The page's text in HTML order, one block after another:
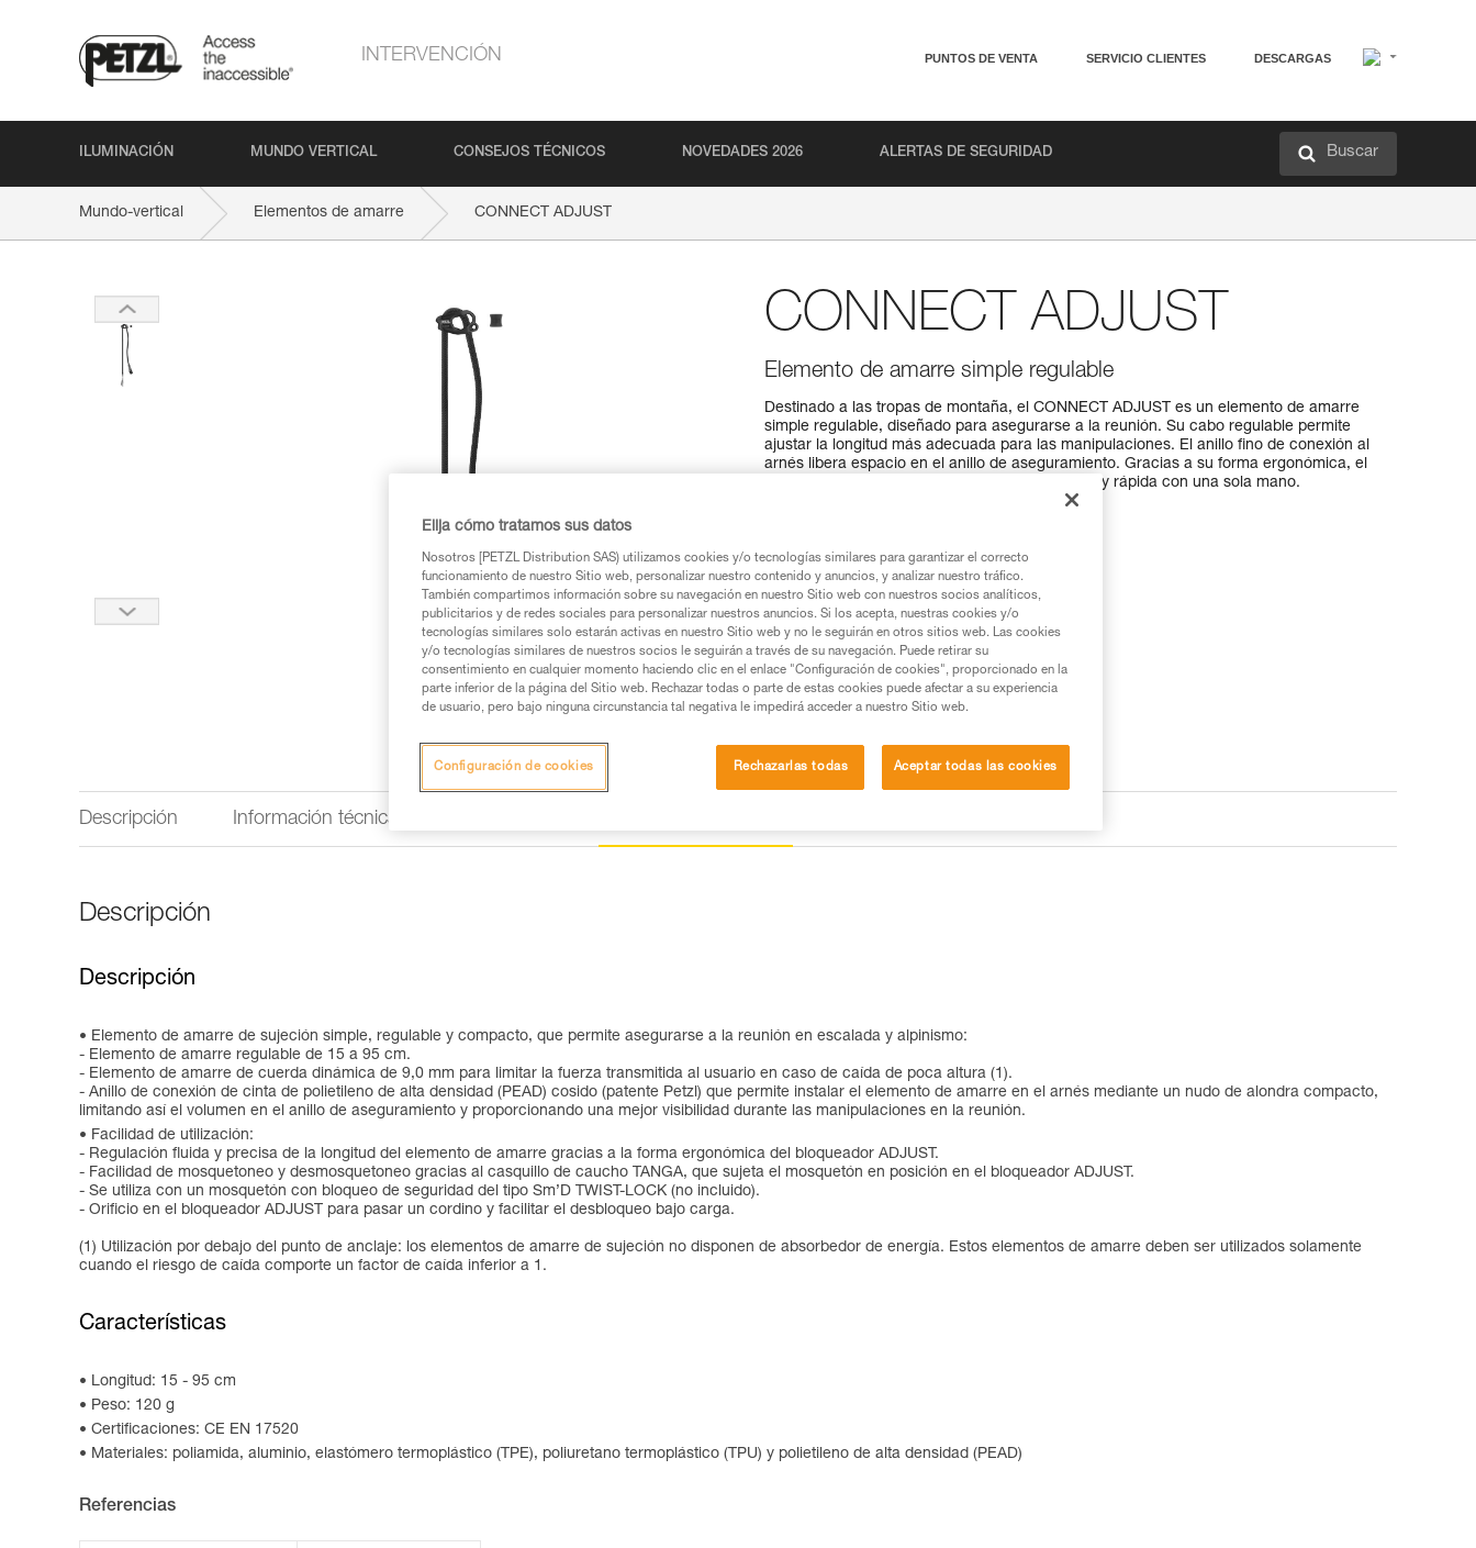
INTERVENCIÓN PUNTOS DE VENTA SERVICIO CLIENTES DESCARGAS
ILUMINACIÓN MUNDO VERTICAL CONSEJOS TÉCNICOS NOVEDADES 2026 ALERTAS DE SEGURIDAD Buscar
Mundo-vertical Elementos de amarre CONNECT ADJUST
CONNECT ADJUST
Elemento de amarre simple regulable
Destinado a las tropas de montaña, el CONNECT ADJUST es un elemento de amarre
simple regulable, diseñado para asegurarse a la reunión. Su cabo regulable permite
ajustar la longitud más adecuada para las manipulaciones. El anillo fino de conexión al
arnés libera espacio en el anillo de aseguramiento. Gracias a su forma ergonómica, el
bloqueador ADJUST ofrece una regulación fácil y rápida con una sola mano.
Descripción Información técnica
Descripción
Descripción
Elemento de amarre de sujeción simple, regulable y compacto, que permite asegurarse a la reunión en escalada y alpinismo:
- Elemento de amarre regulable de 15 a 95 cm.
- Elemento de amarre de cuerda dinámica de 9,0 mm para limitar la fuerza transmitida al usuario en caso de caída de poca altura (1).
- Anillo de conexión de cinta de polietileno de alta densidad (PEAD) cosido (patente Petzl) que permite instalar el elemento de amarre en el arnés mediante un nudo de alondra compacto,
limitando así el volumen en el anillo de aseguramiento y proporcionando una mejor visibilidad durante las manipulaciones en la reunión.
Facilidad de utilización:
- Regulación fluida y precisa de la longitud del elemento de amarre gracias a la forma ergonómica del bloqueador ADJUST.
- Facilidad de mosquetoneo y desmosquetoneo gracias al casquillo de caucho TANGA, que sujeta el mosquetón en posición en el bloqueador ADJUST.
- Se utiliza con un mosquetón con bloqueo de seguridad del tipo Sm’D TWIST-LOCK (no incluido).
- Orificio en el bloqueador ADJUST para pasar un cordino y facilitar el desbloqueo bajo carga.
(1) Utilización por debajo del punto de anclaje: los elementos de amarre de sujeción no disponen de absorbedor de energía. Estos elementos de amarre deben ser utilizados solamente
cuando el riesgo de caída comporte un factor de caída inferior a 1.
Características
Longitud: 15 - 95 cm
Peso: 120 g
Certificaciones: CE EN 17520
Materiales: poliamida, aluminio, elastómero termoplástico (TPE), poliuretano termoplástico (TPU) y polietileno de alta densidad (PEAD)
Referencias
Elija cómo tratamos sus datos
Nosotros [PETZL Distribution SAS) utilizamos cookies y/o tecnologías similares para garantizar el correcto
funcionamiento de nuestro Sitio web, personalizar nuestro contenido y anuncios, y analizar nuestro tráfico.
También compartimos información sobre su navegación en nuestro Sitio web con nuestros socios analíticos,
publicitarios y de redes sociales para personalizar nuestros anuncios. Si los acepta, nuestras cookies y/o
tecnologías similares solo estarán activas en nuestro Sitio web y no le seguirán en otros sitios web. Las cookies
y/o tecnologías similares de nuestros socios le seguirán a través de su navegación. Puede retirar su
consentimiento en cualquier momento haciendo clic en el enlace "Configuración de cookies", proporcionado en la
parte inferior de la página del Sitio web. Rechazar todas o parte de estas cookies puede afectar a su experiencia
de usuario, pero bajo ninguna circunstancia tal negativa le impedirá acceder a nuestro Sitio web.
Rechazarlas todas Aceptar todas las cookies
Configuración de cookies